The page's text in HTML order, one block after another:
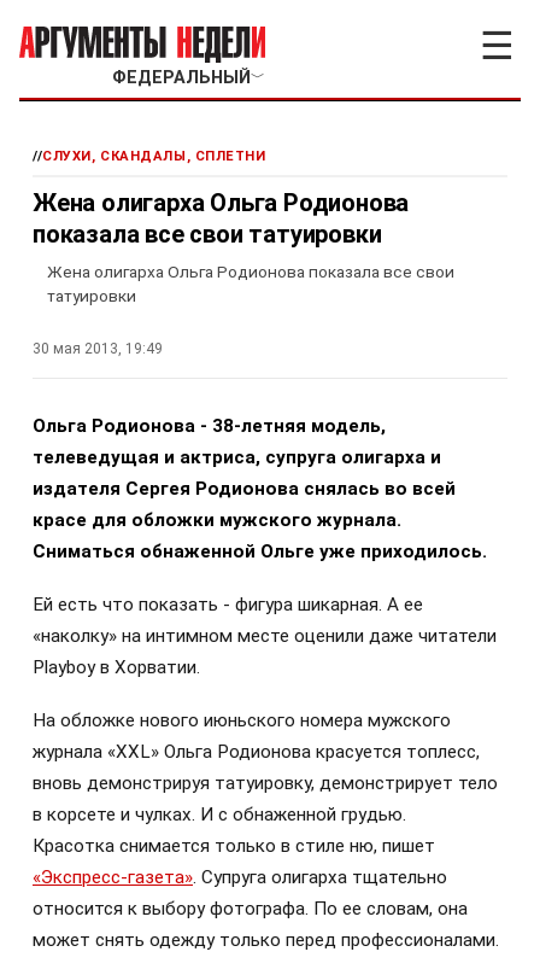
ФЕДЕРАЛЬНЫЙ ﹀
☰
//СЛУХИ, СКАНДАЛЫ, СПЛЕТНИ
Жена олигарха Ольга Родионова
показала все свои татуировки
Жена олигарха Ольга Родионова показала все свои
татуировки
30 мая 2013, 19:49
Ольга Родионова - 38-летняя модель,
телеведущая и актриса, супруга олигарха и
издателя Сергея Родионова снялась во всей
красе для обложки мужского журнала.
Сниматься обнаженной Ольге уже приходилось.
Ей есть что показать - фигура шикарная. А ее
«наколку» на интимном месте оценили даже читатели
Playboy в Хорватии.
На обложке нового июньского номера мужского
журнала «XXL» Ольга Родионова красуется топлесс,
вновь демонстрируя татуировку, демонстрирует тело
в корсете и чулках. И с обнаженной грудью.
Красотка снимается только в стиле ню, пишет
«Экспресс-газета». Супруга олигарха тщательно
относится к выбору фотографа. По ее словам, она
может снять одежду только перед профессионалами.